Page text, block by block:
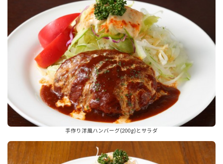
手作り洋風ハンバーグ(200g)とサラダ